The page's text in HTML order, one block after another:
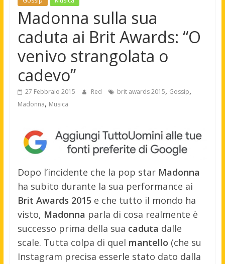
Madonna sulla sua
caduta ai Brit Awards: “O
venivo strangolata o
cadevo”
27 Febbraio 2015 Red brit awards 2015, Gossip,
Madonna, Musica
Dopo l’incidente che la pop starMadonna
ha subito durante la sua performance ai
Brit Awards 2015 e che tutto il mondo ha
visto, Madonna parla di cosa realmente è
successo prima della sua caduta dalle
scale. Tutta colpa di quel mantello (che su
Instagram precisa esserle stato dato dalla